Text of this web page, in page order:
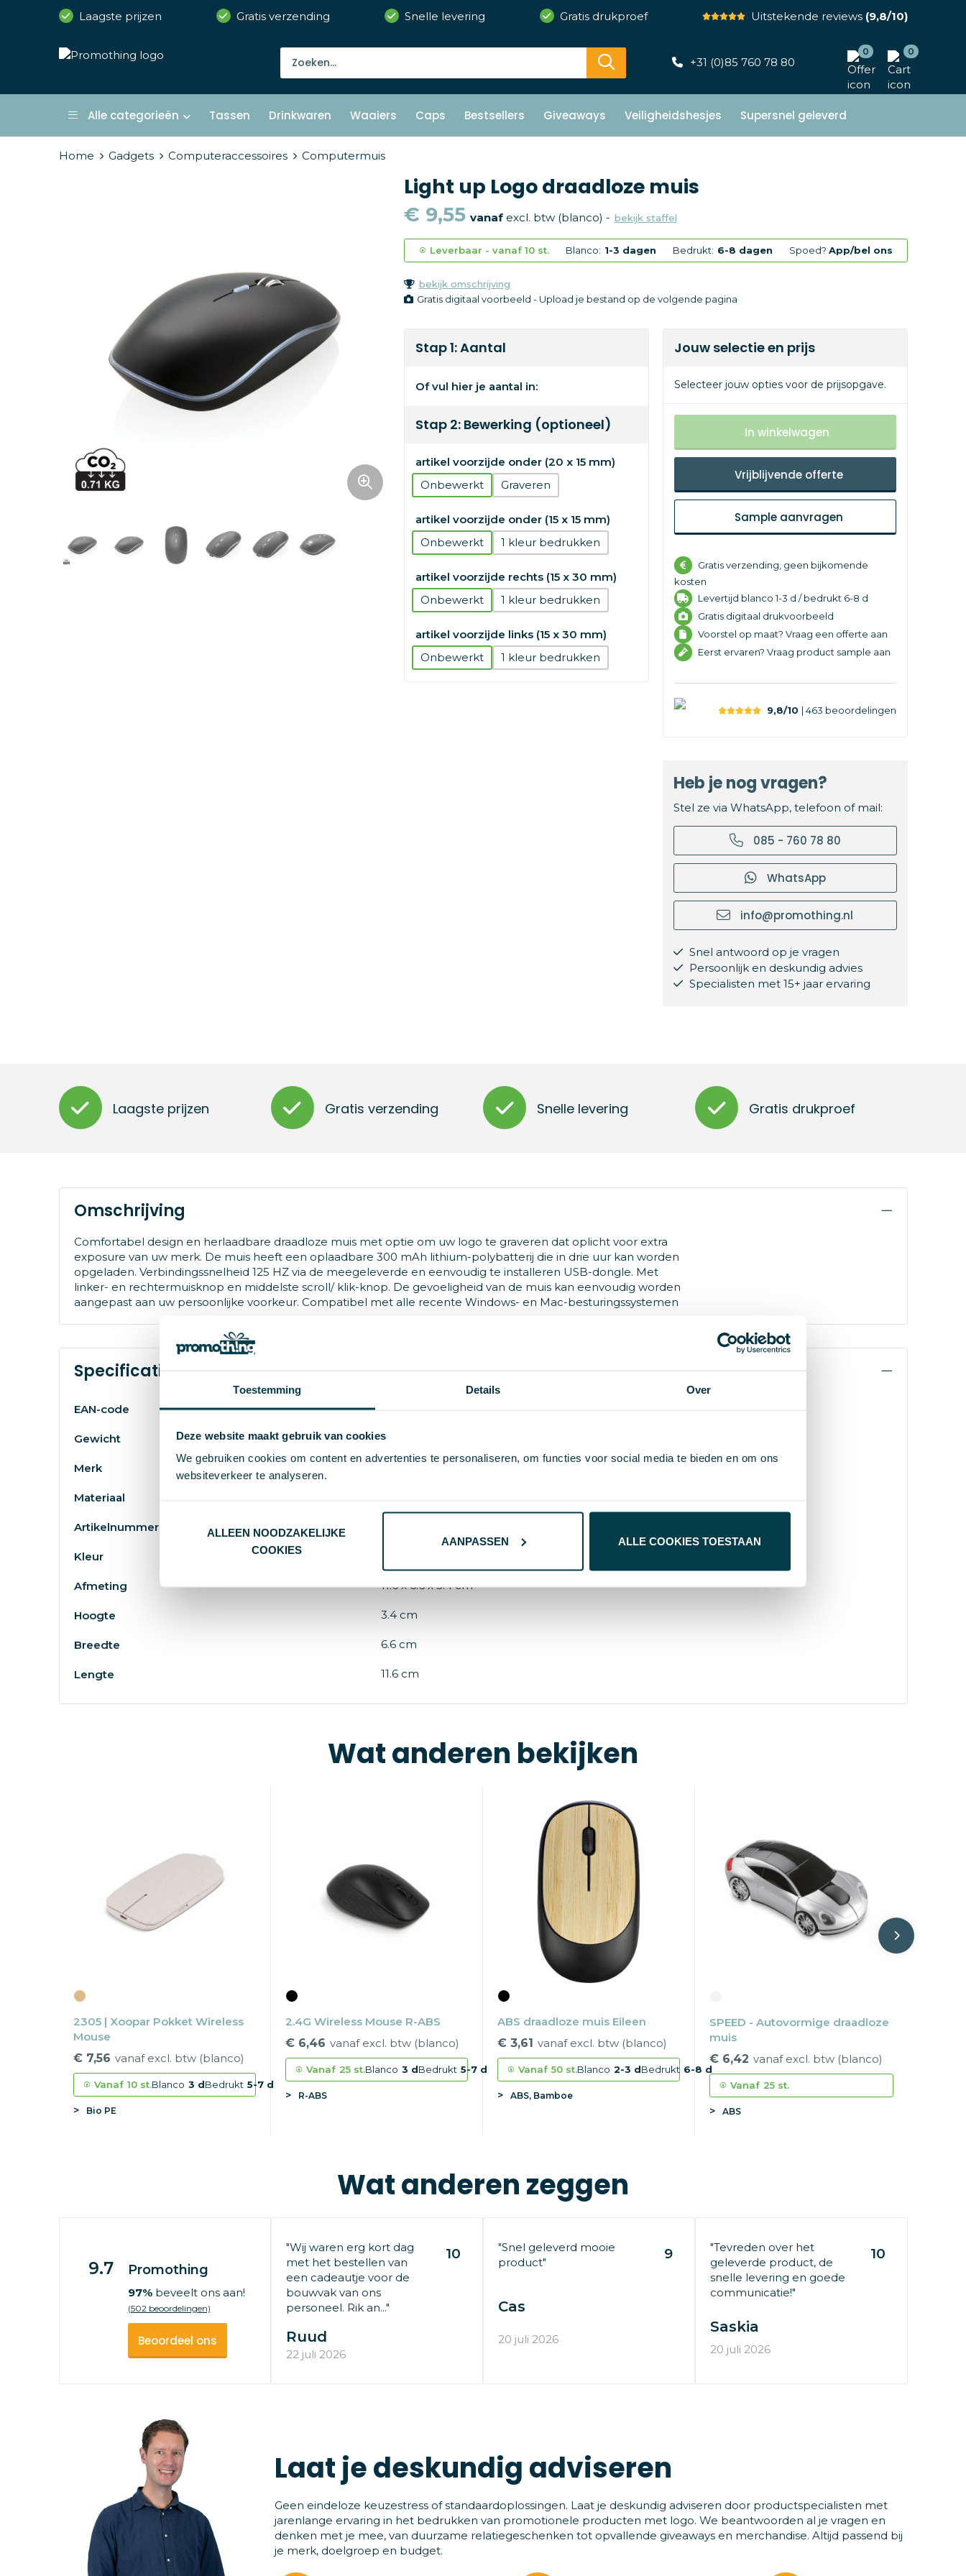
Toestemming Details Over
Deze website maakt gebruik van cookies
We gebruiken cookies om content en advertenties te personaliseren, om functies voor social media te bieden en om ons
websiteverkeer te analyseren.
ALLEEN NOODZAKELIJKE
COOKIES
AANPASSEN ALLE COOKIES TOESTAAN
Laagste prijzen Gratis verzending Snelle levering Gratis drukproef Uitstekende reviews(9,8/10)
+31 (0)85 760 78 80
0 0
Alle categorieën Tassen Drinkwaren Waaiers Caps Bestsellers Giveaways Veiligheidshesjes Supersnel geleverd
Home Gadgets Computeraccessoires Computermuis
Light up Logo draadloze muis
€ 9,55 vanafexcl. btw (blanco) - bekijk staffel
Leverbaar - vanaf 10 st. Blanco: 1-3 dagen Bedrukt: 6-8 dagen Spoed? App/bel ons
bekijk omschrijving
Gratis digitaal voorbeeld - Upload je bestand op de volgende pagina
Stap 1: Aantal
Of vul hier je aantal in:
Stap 2: Bewerking (optioneel)
artikel voorzijde onder (20 x 15 mm)
Onbewerkt
Graveren
artikel voorzijde onder (15 x 15 mm)
Onbewerkt
1
artikel voorzijde rechts (15 x 30 mm)
Onbewerkt
1
artikel voorzijde links (15 x 30 mm)
Onbewerkt
1
Jouw selectie en prijs
Selecteer jouw opties voor de prijsopgave.
In winkelwagen
Vrijblijvende offerte
Sample aanvragen
Gratis verzending, geen bijkomende
kosten
Levertijd blanco 1-3 d / bedrukt 6-8 d
Gratis digitaal drukvoorbeeld
Voorstel op maat? Vraag een offerte aan
Eerst ervaren? Vraag product sample aan
9,8/10 | 463 beoordelingen
Heb je nog vragen?
Stel ze via WhatsApp, telefoon of mail:
085 - 760 78 80
WhatsApp
info@promothing.nl
Snel antwoord op je vragen
Persoonlijk en deskundig advies
Specialisten met 15+ jaar ervaring
Laagste prijzen Gratis verzending Snelle levering Gratis drukproef
Omschrijving
Comfortabel design en herlaadbare draadloze muis met optie om uw logo te graveren dat oplicht voor extra
exposure van uw merk. De muis heeft een oplaadbare 300 mAh lithium-polybatterij die in drie uur kan worden
opgeladen. Verbindingssnelheid 125 HZ via de meegeleverde en eenvoudig te installeren USB-dongle. Met
linker- en rechtermuisknop en middelste scroll/ klik-knop. De gevoeligheid van de muis kan eenvoudig worden
aangepast aan uw persoonlijke voorkeur. Compatibel met alle recente Windows- en Mac-besturingssystemen
Specificaties
EAN-code
Gewicht 96 g
Merk XD Collection
Materiaal
Artikelnummer
Kleur
Afmeting 11.6 x 6.6 x 3.4 cm
Hoogte 3.4 cm
Breedte 6.6 cm
Lengte 11.6 cm
Wat anderen bekijken
2305 | Xoopar Pokket Wireless
Mouse
€ 7,56 vanaf excl. btw (blanco)
Vanaf 10 st.Blanco 3 dBedrukt 5-7 d
Bio PE
2.4G Wireless Mouse R-ABS
€ 6,46 vanaf excl. btw (blanco)
Vanaf 25 st.Blanco 3 dBedrukt 5-7 d
R-ABS
ABS draadloze muis Eileen
€ 3,61 vanaf excl. btw (blanco)
Vanaf 50 st.Blanco 2-3 dBedrukt 6-8 d
ABS, Bamboe
SPEED - Autovormige draadloze
muis
€ 6,42 vanaf excl. btw (blanco)
Vanaf 25 st.
ABS
Wat anderen zeggen
9.7 Promothing
97%beveelt ons aan!
(502 beoordelingen)
Beoordeel ons
"Wij waren erg kort dag
met het bestellen van
een cadeautje voor de
bouwvak van ons
personeel. Rik an..."
10
Ruud
22 juli 2026
"Snel geleverd mooie
product"
9
Cas
20 juli 2026
"Tevreden over het
geleverde product, de
snelle levering en goede
communicatie!"
10
Saskia
20 juli 2026
Laat je deskundig adviseren
Geen eindeloze keuzestress of standaardoplossingen. Laat je deskundig adviseren door productspecialisten met
jarenlange ervaring in het bedrukken van promotionele producten met logo. We beantwoorden al je vragen en
denken met je mee, van duurzame relatiegeschenken tot opvallende giveaways en merchandise. Altijd passend bij
je merk, doelgroep en budget.